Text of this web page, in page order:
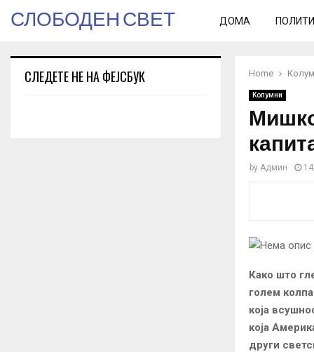
СЛОБОДЕН СВЕТ ДОМА
Home
Колумни
by Админ
Како што
голем
која
која
други
СЛЕДЕТЕ НЕ НА ФЕЈСБУК